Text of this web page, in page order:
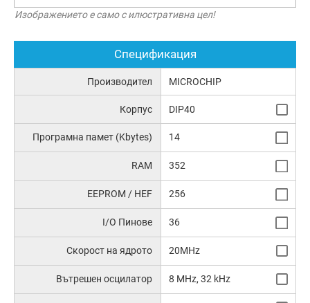
Изображението е само с илюстративна цел!
Спецификация
Производител MICROCHIP
Корпус DIP40
Програмна памет (Kbytes) 14
RAM 352
EEPROM / HEF 256
I/O Пинове 36
Скорост на ядрото 20MHz
Вътрешен осцилатор 8 MHz, 32 kHz